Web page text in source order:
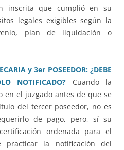
inscrita que cumplió en su
legales exigibles según la
plan de liquidación o
y 3er POSEEDOR: ¿DEBE
NOTIFICADO? Cuando la
en el juzgado antes de que se
del tercer poseedor, no es
de pago, pero, sí su
ordenada para el
practicar la notificación del